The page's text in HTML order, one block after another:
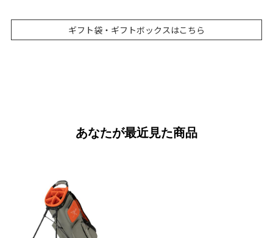
ギフト袋・ギフトボックスはこちら
あなたが最近見た商品